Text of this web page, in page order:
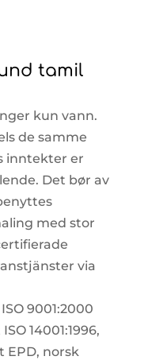
tamil
kun vann.
de samme
inntekter er
Det bør av
med stor
via
9001:2000
14001:1996,
EPD, norsk